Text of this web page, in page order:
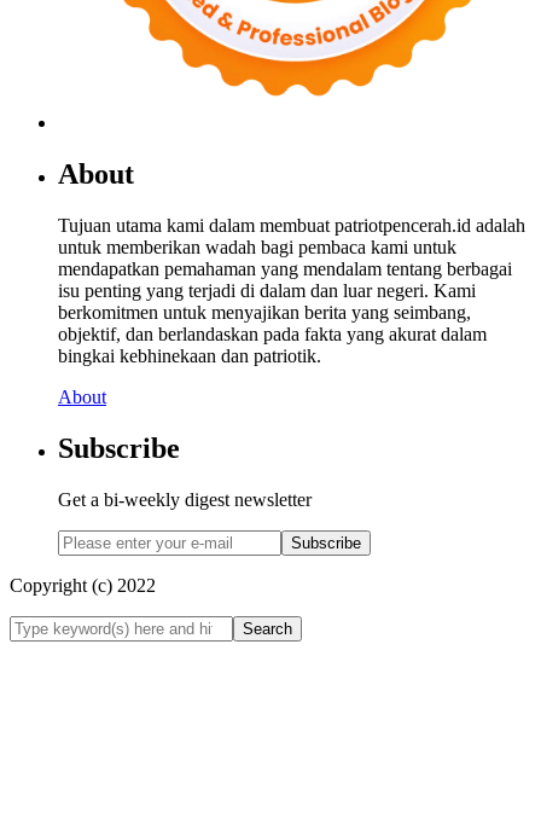
About
Tujuan utama kami dalam membuat patriotpencerah.id adalah
untuk memberikan wadah bagi pembaca kami untuk
mendapatkan pemahaman yang mendalam tentang berbagai
isu penting yang terjadi di dalam dan luar negeri. Kami
berkomitmen untuk menyajikan berita yang seimbang,
objektif, dan berlandaskan pada fakta yang akurat dalam
bingkai kebhinekaan dan patriotik.
About
Subscribe
Get a bi-weekly digest newsletter
Subscribe
Copyright (c) 2022